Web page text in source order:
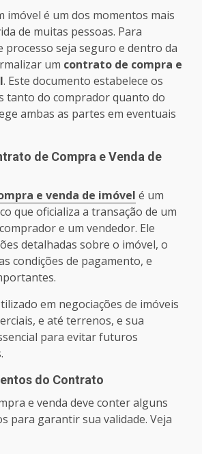
imóvel é um dos momentos mais
de muitas pessoas. Para
processo seja seguro e dentro da
um contrato de compra e
. Este documento estabelece os
tanto do comprador quanto do
ambas as partes em eventuais
de Compra e Venda de
e venda de imóvel é um
que oficializa a transação de um
e um vendedor. Ele
detalhadas sobre o imóvel, o
condições de pagamento, e
em negociações de imóveis
e até terrenos, e sua
para evitar futuros
do Contrato
e venda deve conter alguns
para garantir sua validade. Veja